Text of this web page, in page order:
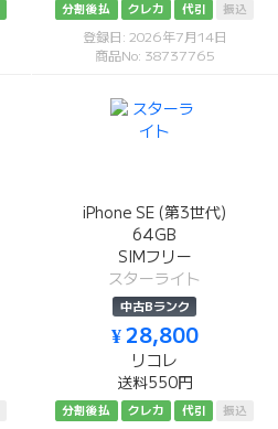
分割後払 クレカ 代引 振込
登録日: 2026年7月14日
商品No: 38737765
iPhone SE (第3世代)
64GB
SIMフリー
スターライト
中古Bランク
¥ 28,800
リコレ
送料550円
分割後払 クレカ 代引 振込